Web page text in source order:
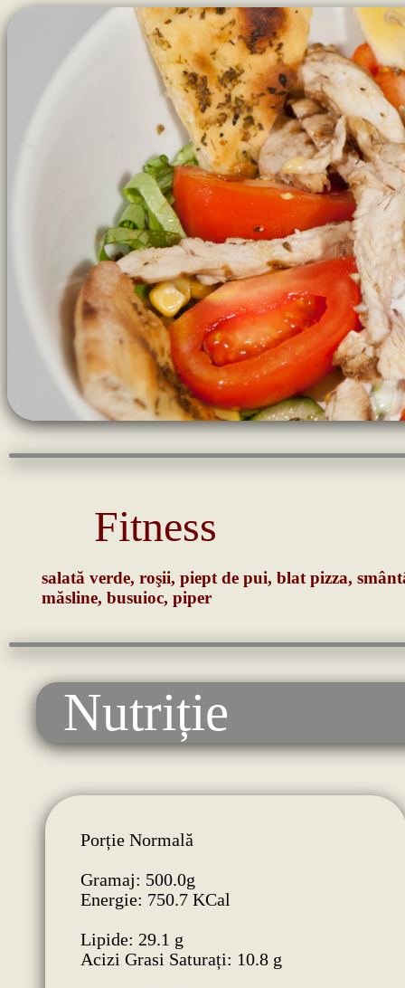
Fitness
salată verde, roşii, piept de pui, blat pizza,
măsline, busuioc, piper
Nutriție
Porție Normală
Gramaj: 500.0g
Energie: 750.7 KCal
Lipide: 29.1 g
Acizi Grasi Saturați: 10.8 g